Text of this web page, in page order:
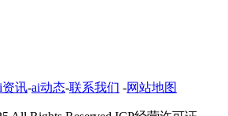
资讯-ai动态-联系我们 -网站地图